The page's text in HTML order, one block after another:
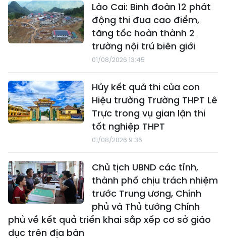
Lào Cai: Binh đoàn 12 phát
động thi đua cao điểm,
tăng tốc hoàn thành 2
trường nội trú biên giới
01/08/2026 13:45
Hủy kết quả thi của con
Hiệu trưởng Trường THPT Lê
Trực trong vụ gian lận thi
tốt nghiệp THPT
01/08/2026 9:36
Chủ tịch UBND các tỉnh,
thành phố chịu trách nhiệm
trước Trung ương, Chính
phủ và Thủ tướng Chính
phủ về kết quả triển khai sắp xếp cơ sở giáo
dục trên địa bàn